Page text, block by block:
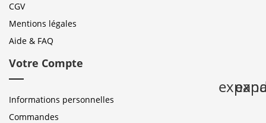
CGV
Mentions légales
Aide & FAQ
Votre Compte
Informations personnelles
Commandes